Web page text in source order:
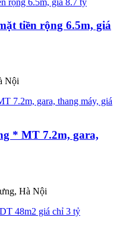
tiền rộng 6.5m, giá
Nội
* MT 7.2m, gara,
Hà Nội